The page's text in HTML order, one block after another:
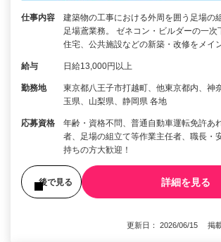
仕事内容
建築物の工事における外周を囲う足場の
足場鳶業務。 ゼネコン・ビルダーの一次
住宅、公共施設などの新築・改修をメイ
給与 日給13,000円以上
勤務地
東京都八王子市打越町、他東京都内、神
玉県、山梨県、静岡県 各地
応募資格
年齢・資格不問、普通自動車運転免許あ
者、足場の組立て等作業主任者、職長・
持ちの方大歓迎！
後で見る 詳細を見る
更新日： 2026/06/15 掲